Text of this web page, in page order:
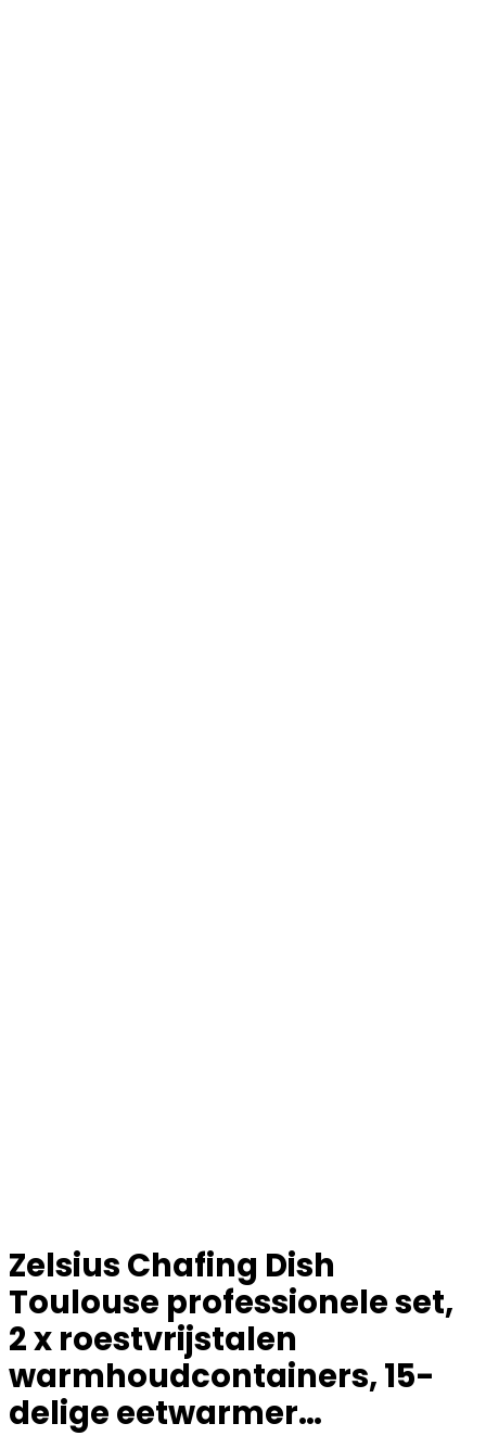
Zelsius Chafing Dish
Toulouse professionele set,
2 x roestvrijstalen
warmhoudcontainers, 15-
delige eetwarmer…